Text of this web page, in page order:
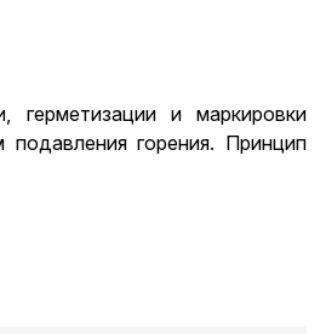
герметизации и маркировки
горения. Принцип